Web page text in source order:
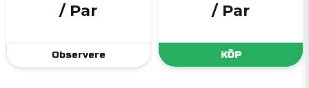
/ Par
Observere
/ Par
KÖP